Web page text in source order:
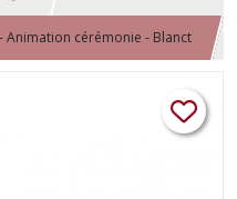
cérémonie - Blanct